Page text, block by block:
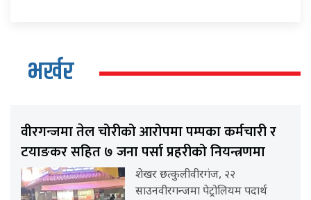
भर्खर
वीरगन्जमा तेल चोरीको आरोपमा पम्पका कर्मचारी र
टयाङकर सहित ७ जना पर्सा प्रहरीको नियन्त्रणमा
शेखर छत्कुलीवीरगंज, २२
साउनवीरगन्जमा पेट्रोलियम पदार्थ